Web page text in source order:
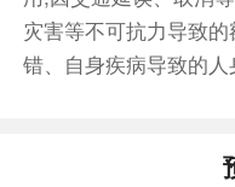
餐饮
早餐：敬请自理
灾害等不可抗力导致
错、自身疾病导致的人